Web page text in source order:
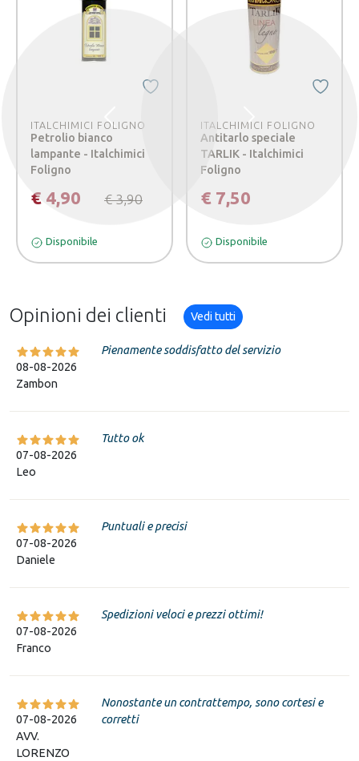
ITALCHIMICI FOLIGNO
Petrolio bianco
lampante - Italchimici
Foligno
€ 4,90 € 3,90
Disponibile
ITALCHIMICI FOLIGNO
Antitarlo speciale
TARLIK - Italchimici
Foligno
€ 7,50
Disponibile
Precedente Successivo
Opinioni dei clienti Vedi tutti
08-08-2026
Zambon
Pienamente soddisfatto del servizio
07-08-2026
Leo
Tutto ok
07-08-2026
Daniele
Puntuali e precisi
07-08-2026
Franco
Spedizioni veloci e prezzi ottimi!
07-08-2026
AVV.
LORENZO
Nonostante un contrattempo, sono cortesi e
corretti